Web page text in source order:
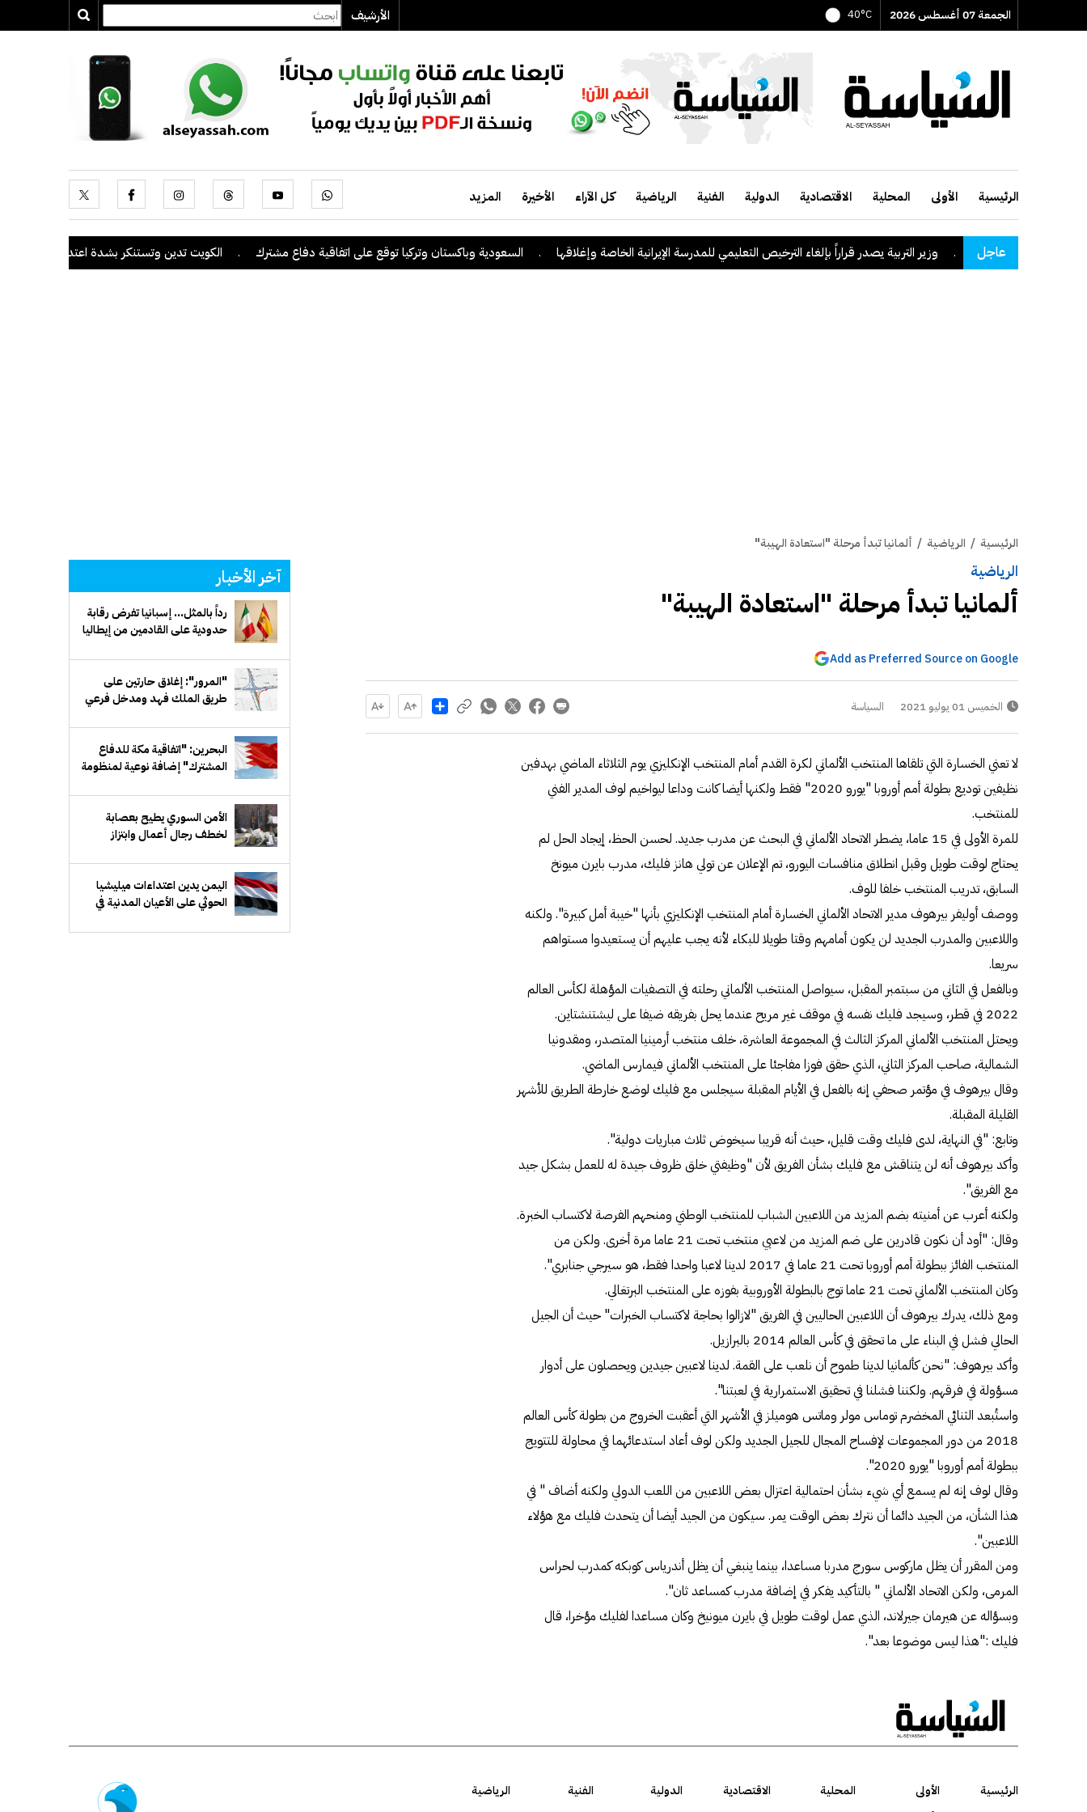
الجمعة 07 أغسطس 2026 40°C الأرشيف
الرئيسية الأولى المحلية الاقتصادية الدولية الفنية الرياضية كل الآراء الأخيرة المزيد
عاجلوزير التربية يصدر قراراً بإلغاء الترخيص التعليمي للمدرسة الإيرانية الخاصة وإغلاقها . السعودية وباكستان وتركيا توقع على اتفاقية دفاع مشترك . الكويت تدين وتستنكر بشدة اعتداءات ميليشيا الحوثي
الرئيسية / الرياضية / ألمانيا تبدأ مرحلة "استعادة الهيبة"
الرياضية
ألمانيا تبدأ مرحلة "استعادة الهيبة"
Add as Preferred Source on Google
الخميس 01 يوليو 2021 السياسة Share
لا تعني الخسارة التي تلقاها المنتخب الألماني لكرة القدم أمام المنتخب الإنكليزي يوم الثلاثاء الماضي بهدفين
نظيفين توديع بطولة أمم أوروبا "يورو 2020" فقط ولكنها أيضا كانت وداعا ليواخيم لوف المدير الفني
للمنتخب.
للمرة الأولى في 15 عاما، يضطر الاتحاد الألماني في البحث عن مدرب جديد. لحسن الحظ، إيجاد الحل لم
يحتاج لوقت طويل وقبل انطلاق منافسات اليورو، تم الإعلان عن تولي هانز فليك، مدرب بايرن ميونخ
السابق، تدريب المنتخب خلفا للوف.
ووصف أوليفر بيرهوف مدير الاتحاد الألماني الخسارة أمام المنتخب الإنكليزي بأنها "خيبة أمل كبيرة". ولكنه
واللاعبين والمدرب الجديد لن يكون أمامهم وقتا طويلا للبكاء لأنه يجب عليهم أن يستعيدوا مستواهم
سريعا.
وبالفعل في الثاني من سبتمبر المقبل، سيواصل المنتخب الألماني رحلته في التصفيات المؤهلة لكأس العالم
2022 في قطر، وسيجد فليك نفسه في موقف غير مريح عندما يحل بفريقه ضيفا على ليشتنشتاين.
ويحتل المنتخب الألماني المركز الثالث في المجموعة العاشرة، خلف منتخب أرمينيا المتصدر، ومقدونيا
الشمالية، صاحب المركز الثاني، الذي حقق فوزا مفاجئا على المنتخب الألماني فيمارس الماضي.
وقال بيرهوف في مؤتمر صحفي إنه بالفعل في الأيام المقبلة سيجلس مع فليك لوضع خارطة الطريق للأشهر
القليلة المقبلة.
وتابع: "في النهاية، لدى فليك وقت قليل، حيث أنه قريبا سيخوض ثلاث مباريات دولية".
وأكد بيرهوف أنه لن يتناقش مع فليك بشأن الفريق لأن "وظيفتي خلق ظروف جيدة له للعمل بشكل جيد
مع الفريق".
ولكنه أعرب عن أمنيته بضم المزيد من اللاعبين الشباب للمنتخب الوطني ومنحهم الفرصة لاكتساب الخبرة.
وقال: "أود أن نكون قادرين على ضم المزيد من لاعبي منتخب تحت 21 عاما مرة أخرى. ولكن من
المنتخب الفائز ببطولة أمم أوروبا تحت 21 عاما في 2017 لدينا لاعبا واحدا فقط، هو سيرجي جنابري".
وكان المنتخب الألماني تحت 21 عاما توج بالبطولة الأوروبية بفوزه على المنتخب البرتغالي.
ومع ذلك، يدرك بيرهوف أن اللاعبين الحاليين في الفريق "لازالوا بحاجة لاكتساب الخبرات" حيث أن الجيل
الحالي فشل في البناء على ما تحقق في كأس العالم 2014 بالبرازيل.
وأكد بيرهوف: "نحن كألمانيا لدينا طموح أن نلعب على القمة. لدينا لاعبين جيدين ويحصلون على أدوار
مسؤولة في فرقهم. ولكننا فشلنا في تحقيق الاستمرارية في لعبتنا".
واستُبعد الثنائي المخضرم توماس مولر وماتس هوميلز في الأشهر التي أعقبت الخروج من بطولة كأس العالم
2018 من دور المجموعات لإفساح المجال للجيل الجديد ولكن لوف أعاد استدعائهما في محاولة للتتويج
ببطولة أمم أوروبا "يورو 2020".
وقال لوف إنه لم يسمع أي شيء بشأن احتمالية اعتزال بعض اللاعبين من اللعب الدولي ولكنه أضاف " في
هذا الشأن، من الجيد دائما أن نترك بعض الوقت يمر. سيكون من الجيد أيضا أن يتحدث فليك مع هؤلاء
اللاعبين".
ومن المقرر أن يظل ماركوس سورج مدربا مساعدا، بينما ينبغي أن يظل أندرياس كوبكه كمدرب لحراس
المرمى، ولكن الاتحاد الألماني " بالتأكيد يفكر في إضافة مدرب كمساعد ثان".
وبسؤاله عن هيرمان جيرلاند، الذي عمل لوقت طويل في بايرن ميونيخ وكان مساعدا لفليك مؤخرا، قال
فليك :"هذا ليس موضوعا بعد".
آخر الأخبار
رداً بالمثل... إسبانيا تفرض رقابة
حدودية على القادمين من إيطاليا
"المرور": إغلاق حارتين على
طريق الملك فهد ومدخل فرعي
البحرين: "اتفاقية مكة للدفاع
المشترك" إضافة نوعية لمنظومة
الأمن السوري يطيح بعصابة
لخطف رجال أعمال وابتزاز
اليمن يدين اعتداءات ميليشيا
الحوثي على الأعيان المدنية في
الرئيسية الأولى المحلية الاقتصادية الدولية الفنية
الرياضية